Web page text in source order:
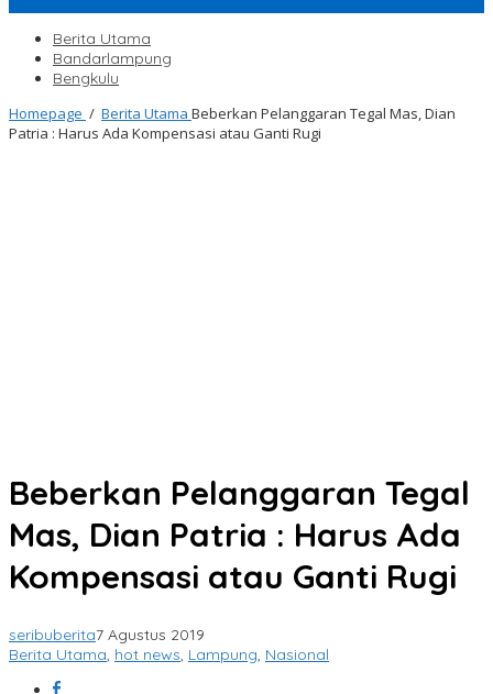
Berita Utama
Bandarlampung
Bengkulu
Homepage / Berita Utama Beberkan Pelanggaran Tegal Mas, Dian
Patria : Harus Ada Kompensasi atau Ganti Rugi
Beberkan Pelanggaran Tegal
Mas, Dian Patria : Harus Ada
Kompensasi atau Ganti Rugi
seribuberita7 Agustus 2019
Berita Utama, hot news, Lampung, Nasional